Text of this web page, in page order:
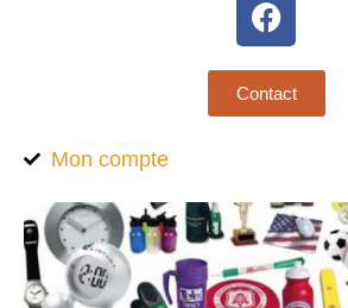
Contact
Mon compte